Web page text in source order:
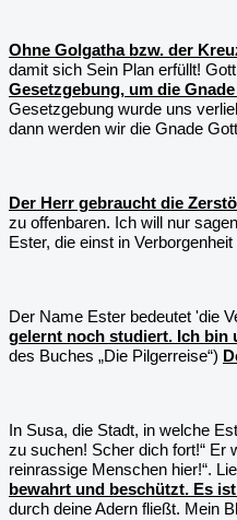
Ohne Golgatha bzw. der
damit sich Sein Plan erfüllt!
Gesetzgebung, um die
Gesetzgebung wurde uns
dann werden wir die Gnade
Der Herr gebraucht die
zu offenbaren. Ich will nur
Ester, die einst in Verborgenheit
Der Name Ester bedeutet 'die
gelernt noch studiert. Ich bin
des Buches „Die Pilgerreise“)
In Susa, die Stadt, in welche
zu suchen! Scher dich fort!“ Er
reinrassige Menschen hier!“.
bewahrt und beschützt. Es
durch deine Adern fließt. Mein